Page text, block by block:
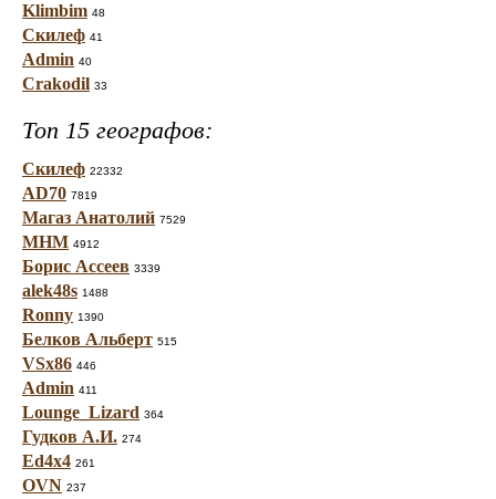
Klimbim 48
Скилеф 41
Admin 40
Crakodil 33
Топ 15 географов:
Скилеф 22332
AD70 7819
Магаз Анатолий 7529
МНМ 4912
Борис Ассеев 3339
alek48s 1488
Ronny 1390
Белков Альберт 515
VSx86 446
Admin 411
Lounge_Lizard 364
Гудков А.И. 274
Ed4x4 261
OVN 237